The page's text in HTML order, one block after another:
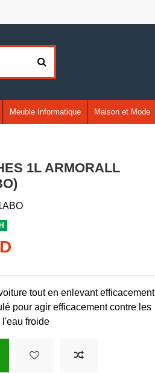
Meuble Informatique Maison et Mode
1L ARMORALL
tout en enlevant efficacement
pour agir efficacement contre les
l'eau froide